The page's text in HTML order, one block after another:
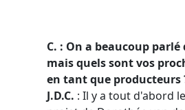
C. : On a beaucoup
mais quels sont vos
en tant que producteurs
J.D.C. : Il y a tout d'abord